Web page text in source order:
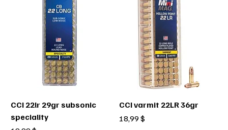
CCI 22lr 29gr subsonic
speciality
CCI varmit 22LR 36gr
Prix
18,99 $